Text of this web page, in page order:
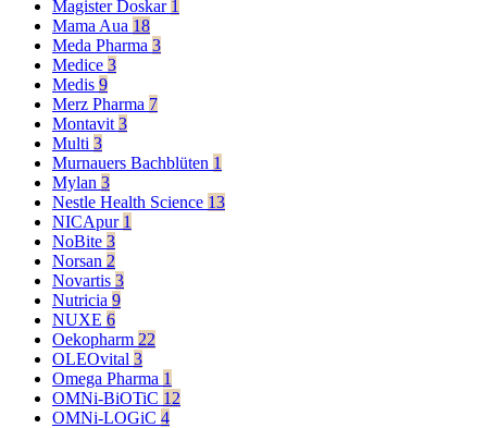
Magister Doskar 1
Mama Aua 18
Meda Pharma 3
Medice 3
Medis 9
Merz Pharma 7
Montavit 3
Multi 3
Murnauers Bachblüten 1
Mylan 3
Nestle Health Science 13
NICApur 1
NoBite 3
Norsan 2
Novartis 3
Nutricia 9
NUXE 6
Oekopharm 22
OLEOvital 3
Omega Pharma 1
OMNi-BiOTiC 12
OMNi-LOGiC 4